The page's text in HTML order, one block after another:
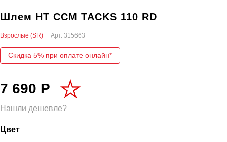
Шлем HT CCM TACKS 110 RD
Взрослые (SR) Арт. 315663
Скидка 5% при оплате онлайн*
7 690 Р
Нашли дешевле?
Цвет